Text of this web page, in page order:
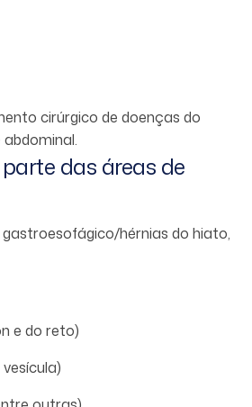
cirúrgico de doenças do
das áreas de
hérnias do hiato,
e do reto)